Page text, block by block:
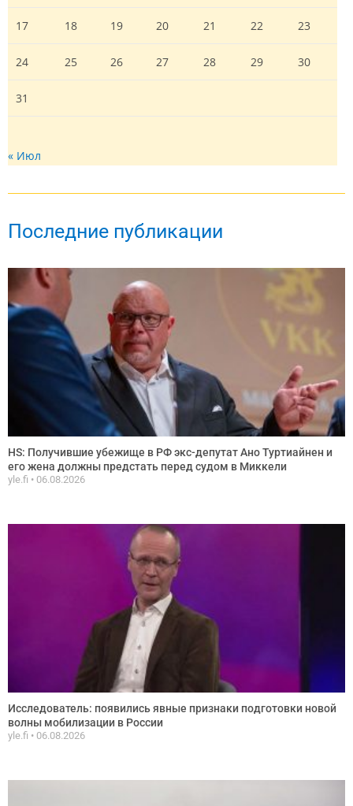
17 18 19 20 21 22 23
24 25 26 27 28 29 30
31
« Июл
Последние публикации
HS: Получившие убежище в РФ экс-депутат Ано Туртиайнен и
его жена должны предстать перед судом в Миккели
yle.fi 06.08.2026
Исследователь: появились явные признаки подготовки новой
волны мобилизации в России
yle.fi 06.08.2026